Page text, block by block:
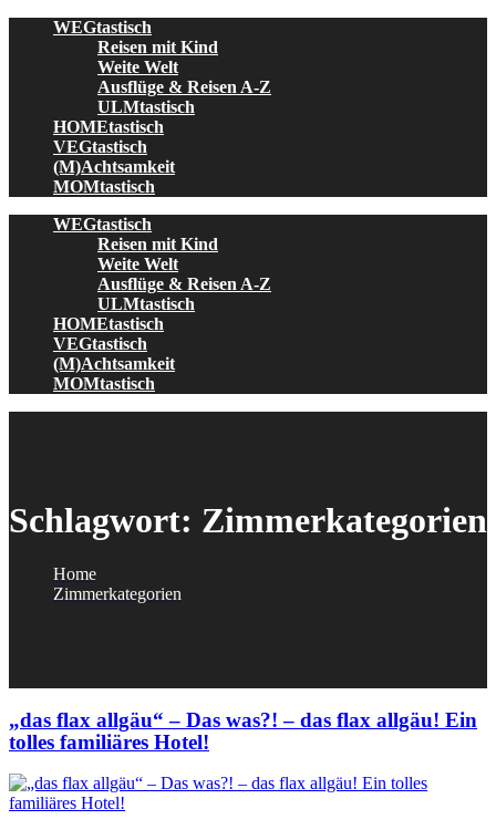
WEGtastisch
Reisen mit Kind
Weite Welt
Ausflüge & Reisen A-Z
ULMtastisch
HOMEtastisch
VEGtastisch
(M)Achtsamkeit
MOMtastisch
WEGtastisch
Reisen mit Kind
Weite Welt
Ausflüge & Reisen A-Z
ULMtastisch
HOMEtastisch
VEGtastisch
(M)Achtsamkeit
MOMtastisch
Schlagwort: Zimmerkategorien
Home
Zimmerkategorien
„das flax allgäu“ – Das was?! – das flax allgäu! Ein
tolles familiäres Hotel!